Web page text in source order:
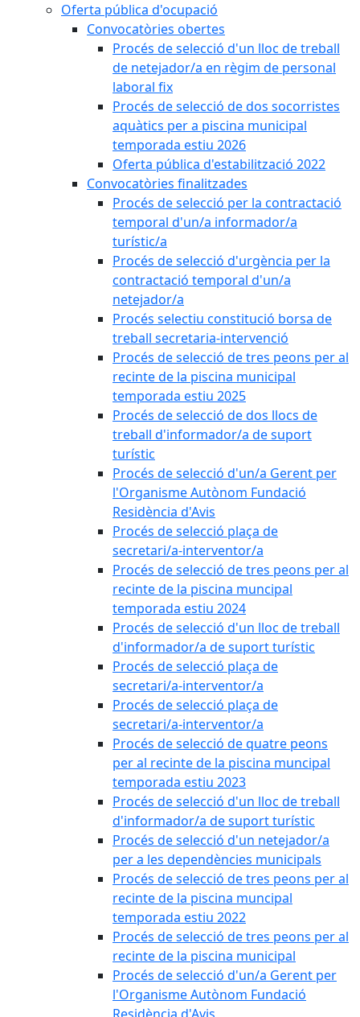
Oferta pública d'ocupació
Convocatòries obertes
Procés de selecció d'un lloc de treball
de netejador/a en règim de personal
laboral fix
Procés de selecció de dos socorristes
aquàtics per a piscina municipal
temporada estiu 2026
Oferta pública d'estabilització 2022
Convocatòries finalitzades
Procés de selecció per la contractació
temporal d'un/a informador/a
turístic/a
Procés de selecció d'urgència per la
contractació temporal d'un/a
netejador/a
Procés selectiu constitució borsa de
treball secretaria-intervenció
Procés de selecció de tres peons per al
recinte de la piscina municipal
temporada estiu 2025
Procés de selecció de dos llocs de
treball d'informador/a de suport
turístic
Procés de selecció d'un/a Gerent per
l'Organisme Autònom Fundació
Residència d'Avis
Procés de selecció plaça de
secretari/a-interventor/a
Procés de selecció de tres peons per al
recinte de la piscina muncipal
temporada estiu 2024
Procés de selecció d'un lloc de treball
d'informador/a de suport turístic
Procés de selecció plaça de
secretari/a-interventor/a
Procés de selecció plaça de
secretari/a-interventor/a
Procés de selecció de quatre peons
per al recinte de la piscina muncipal
temporada estiu 2023
Procés de selecció d'un lloc de treball
d'informador/a de suport turístic
Procés de selecció d'un netejador/a
per a les dependències municipals
Procés de selecció de tres peons per al
recinte de la piscina muncipal
temporada estiu 2022
Procés de selecció de tres peons per al
recinte de la piscina municipal
Procés de selecció d'un/a Gerent per
l'Organisme Autònom Fundació